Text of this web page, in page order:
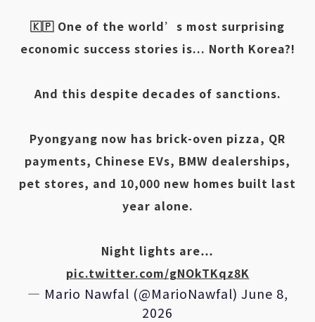
🇰🇵 One of the world’s most surprising
economic success stories is... North Korea?!
And this despite decades of sanctions.
Pyongyang now has brick-oven pizza, QR
payments, Chinese EVs, BMW dealerships,
pet stores, and 10,000 new homes built last
year alone.
Night lights are…
pic.twitter.com/gNOkTKqz8K
— Mario Nawfal (@MarioNawfal) June 8,
2026